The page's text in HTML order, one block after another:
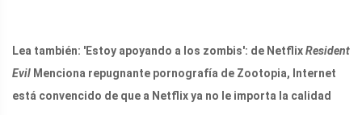
Lea también: 'Estoy apoyando a los zombis': de NetflixResident
Evil Menciona repugnante pornografía de Zootopia, Internet
está convencido de que a Netflix ya no le importa la calidad